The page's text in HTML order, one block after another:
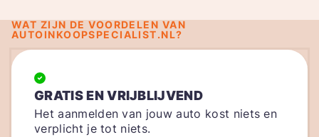
WAT ZIJN DE VOORDELEN VAN
AUTOINKOOPSPECIALIST.NL?
GRATIS EN VRIJBLIJVEND
Het aanmelden van jouw auto kost niets en
verplicht je tot niets.